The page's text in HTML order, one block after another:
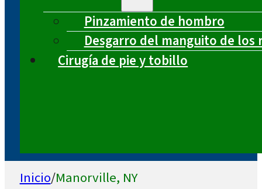
Pinzamiento de hombro
Desgarro del manguito de los
Cirugía de pie y tobillo
Inicio/Manorville, NY